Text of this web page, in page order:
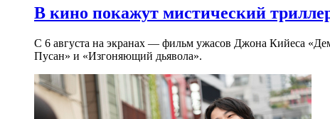
В кино покажут мистический
С 6 августа на экранах — фильм ужасов Джона Кийеса
Пусан» и «Изгоняющий дьявола».